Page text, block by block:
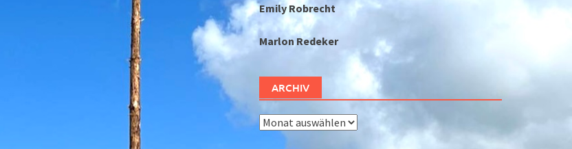
Emily Robrecht
Marlon Redeker
ARCHIV
Archiv